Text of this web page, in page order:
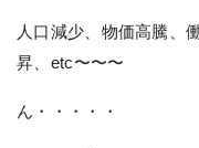
人口減少、物価高騰、
昇、etc〜〜〜
ん・・・・・